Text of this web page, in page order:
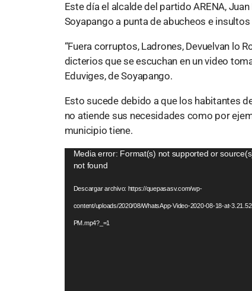
Este día el alcalde del partido ARENA,
Soyapango a punta de abucheos e
“Fuera corruptos, Ladrones, Devuelvan lo
dicterios que se escuchan en un video
Eduviges, de Soyapango.
Esto sucede debido a que los habitantes
no atiende sus necesidades como por
municipio tiene.
Media error: Format(s) not supported or
not found
Descargar archivo: https://quepasasv.com/wp-
content/uploads/2020/08/WhatsApp-Video-2020-08-18-at-
PM.mp4?_=1